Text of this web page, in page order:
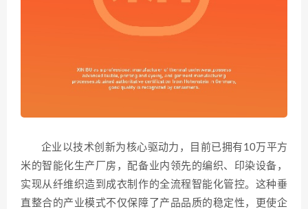
企业以技术创新为核心驱动力，目前已拥有10万平方
米的智能化生产厂房，配备业内领先的编织、印染设备，
实现从纤维织造到成衣制作的全流程智能化管控。这种垂
直整合的产业模式不仅保障了产品品质的稳定性，更使企